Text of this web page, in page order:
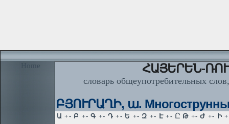
Home ՀԱՅԵՐԵՆ-
словарь общеупотребительных
ԲՅՈՒՐԱՂԻ, ա.